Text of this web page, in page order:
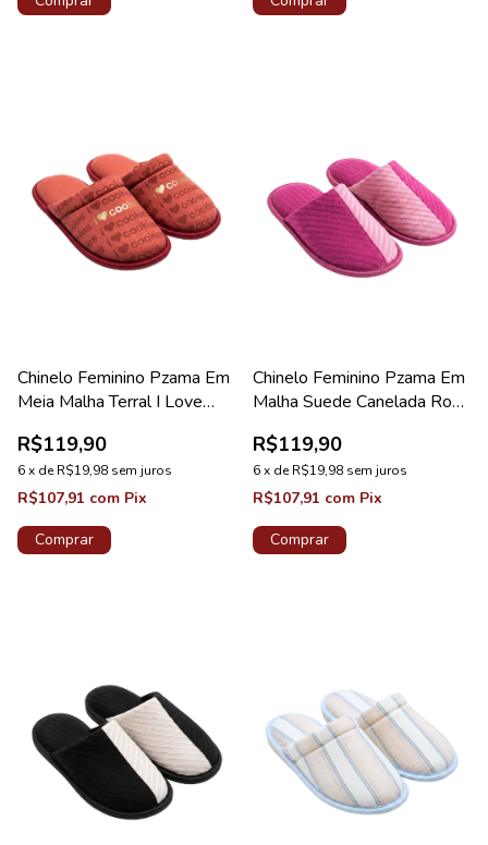
Chinelo Feminino Pzama Em
Meia Malha Terral I Love
R$119,90
6x deR$19,98 sem juros
R$107,91 com Pix
Comprar
Chinelo Feminino Pzama Em
Malha Suede Canelada Rosa
R$119,90
6x deR$19,98 sem juros
R$107,91 com Pix
Comprar